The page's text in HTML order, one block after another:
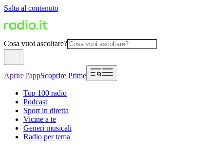
Salta al contenuto
Cosa vuoi ascoltare?
Aprire l'appScoprire Prime
Top 100 radio
Podcast
Sport in diretta
Vicine a te
Generi musicali
Radio per tema